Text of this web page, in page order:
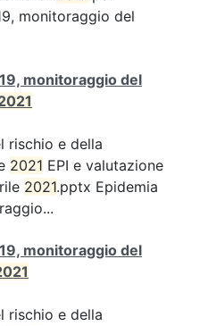
monitoraggio del
monitoraggio del
rischio e della
2021 EPI e valutazione
2021.pptx Epidemia
monitoraggio del
rischio e della